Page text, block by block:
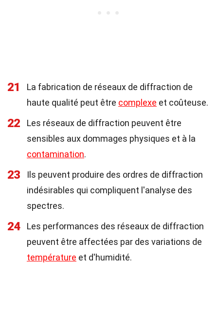
21
La fabrication de réseaux de diffraction de
haute qualité peut être complexe et coûteuse.
22
Les réseaux de diffraction peuvent être
sensibles aux dommages physiques et à la
contamination.
23
Ils peuvent produire des ordres de diffraction
indésirables qui compliquent l'analyse des
spectres.
24
Les performances des réseaux de diffraction
peuvent être affectées par des variations de
température et d'humidité.